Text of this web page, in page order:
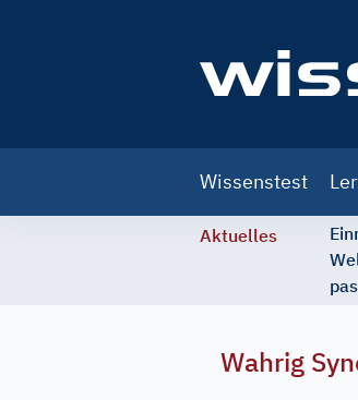
navigation
Wissenstest
Aktuelles
Wahrig